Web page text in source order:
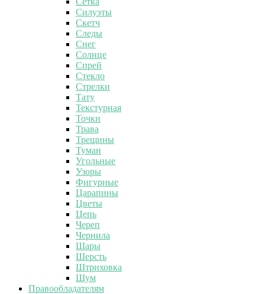
Силуэты
Скетч
Следы
Снег
Солнце
Спрей
Стекло
Стрелки
Тату
Текстурная
Точки
Трава
Трещины
Туман
Угольные
Узоры
Фигурные
Царапины
Цветы
Цепь
Череп
Чернила
Шары
Шерсть
Штриховка
Шум
Правообладателям